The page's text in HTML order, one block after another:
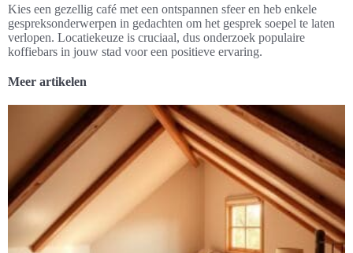
Kies een gezellig café met een ontspannen sfeer en heb enkele
gespreksonderwerpen in gedachten om het gesprek soepel te laten
verlopen. Locatiekeuze is cruciaal, dus onderzoek populaire
koffiebars in jouw stad voor een positieve ervaring.
Meer artikelen